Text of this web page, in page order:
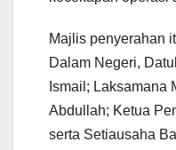
Majlis penyerahan
Dalam Negeri,
Ismail; Laksamana
Abdullah; Ketua
serta Setiausaha